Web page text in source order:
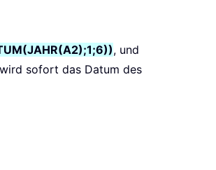
, und
sofort das Datum des